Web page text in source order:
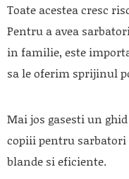
Toate acestea cresc
Pentru a avea
in familie, este
sa le oferim sprijinul
Mai jos gasesti un
copiii pentru
blande si eficiente.